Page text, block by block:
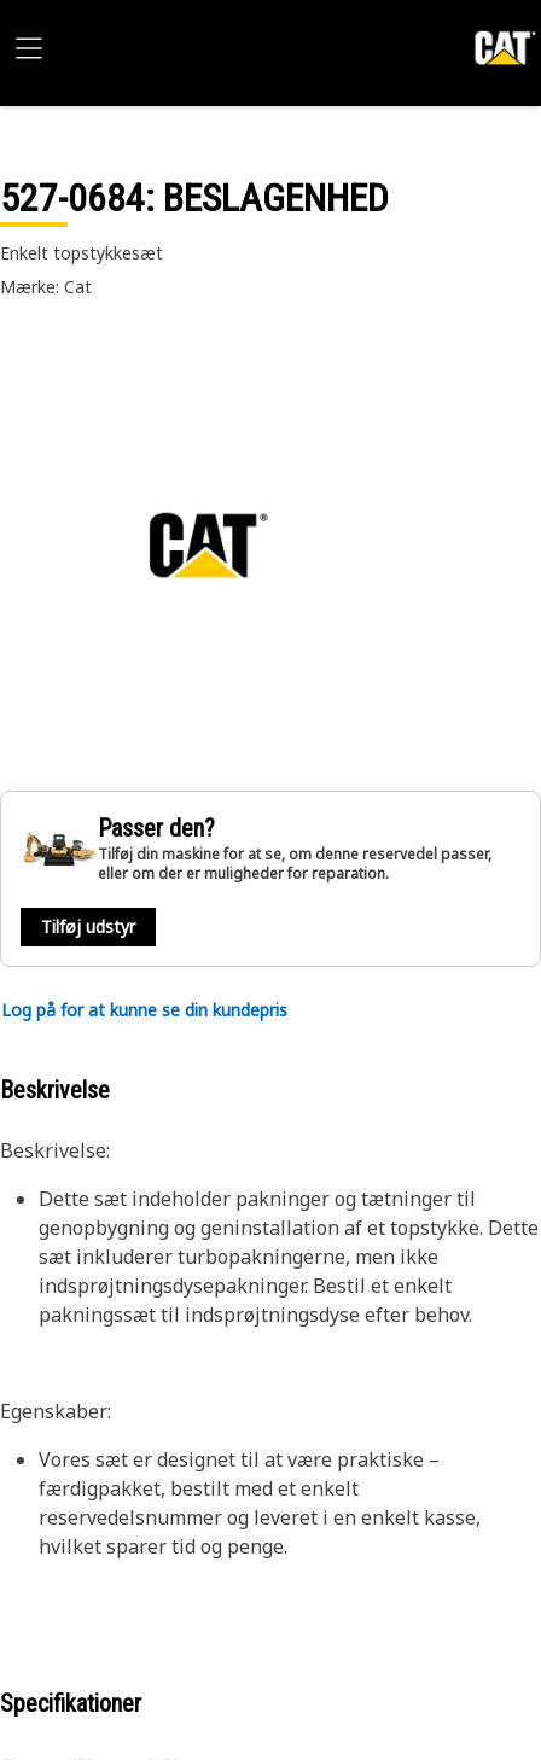
527-0684: BESLAGENHED
Enkelt topstykkesæt
Mærke: Cat
Passer den?
Tilføj din maskine for at se, om denne reservedel passer,
eller om der er muligheder for reparation.
Tilføj udstyr
Log på for at kunne se din kundepris
Beskrivelse
Beskrivelse:
Dette sæt indeholder pakninger og tætninger til
genopbygning og geninstallation af et topstykke. Dette
sæt inkluderer turbopakningerne, men ikke
indsprøjtningsdysepakninger. Bestil et enkelt
pakningssæt til indsprøjtningsdyse efter behov.
Egenskaber:
Vores sæt er designet til at være praktiske –
færdigpakket, bestilt med et enkelt
reservedelsnummer og leveret i en enkelt kasse,
hvilket sparer tid og penge.
Specifikationer